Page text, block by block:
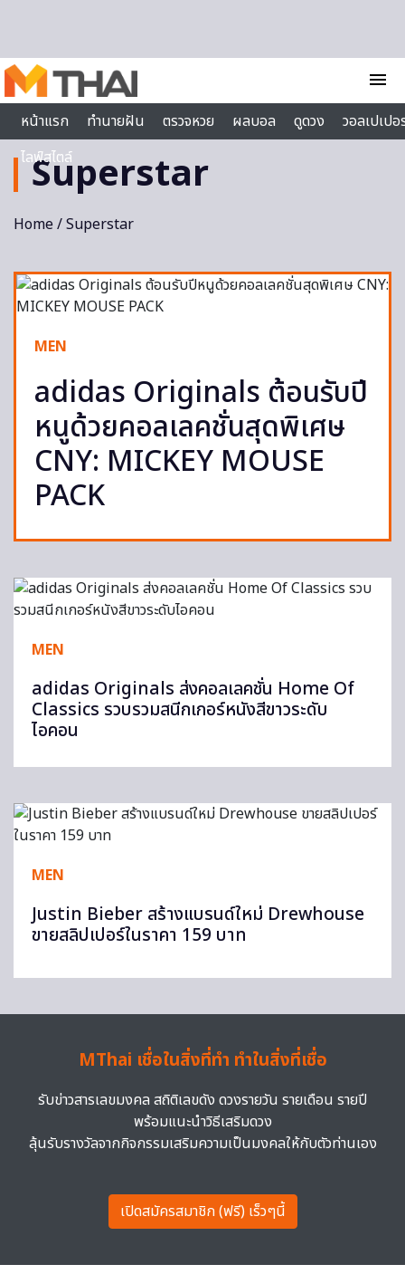
menu
หน้าแรก
ทำนายฝัน ตรวจหวย ผลบอล ดูดวง
วอลเปเป
ไลฟ์สไตล์
Superstar
Home/ Superstar
MEN
adidas Originals ต้อนรับปี
หนูด้วยคอลเลคชั่นสุดพิเศษ
CNY: MICKEY MOUSE
PACK
MEN
adidas Originals ส่งคอลเลคชั่น Home Of
Classics รวบรวมสนีกเกอร์หนังสีขาวระดับ
ไอคอน
MEN
Justin Bieber สร้างแบรนด์ใหม่ Drewhouse
ขายสลิปเปอร์ในราคา 159 บาท
MThai เชื่อในสิ่งที่ทำ ทำในสิ่งที่เชื่อ
รับข่าวสารเลขมงคล สถิติเลขดัง ดวงรายวัน รายเดือน รายปี
พร้อมแนะนำวิธีเสริมดวง
ลุ้นรับรางวัลจากกิจกรรมเสริมความเป็นมงคลให้กับตัวท่านเอง
เปิดสมัครสมาชิก (ฟรี) เร็วๆนี้